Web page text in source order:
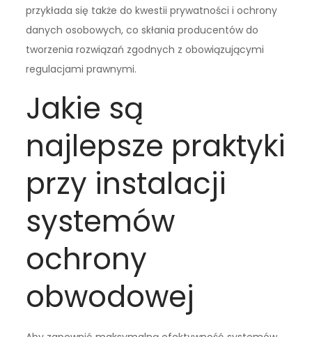
przykłada się także do kwestii prywatności i ochrony
danych osobowych, co skłania producentów do
tworzenia rozwiązań zgodnych z obowiązującymi
regulacjami prawnymi.
Jakie są
najlepsze praktyki
przy instalacji
systemów
ochrony
obwodowej